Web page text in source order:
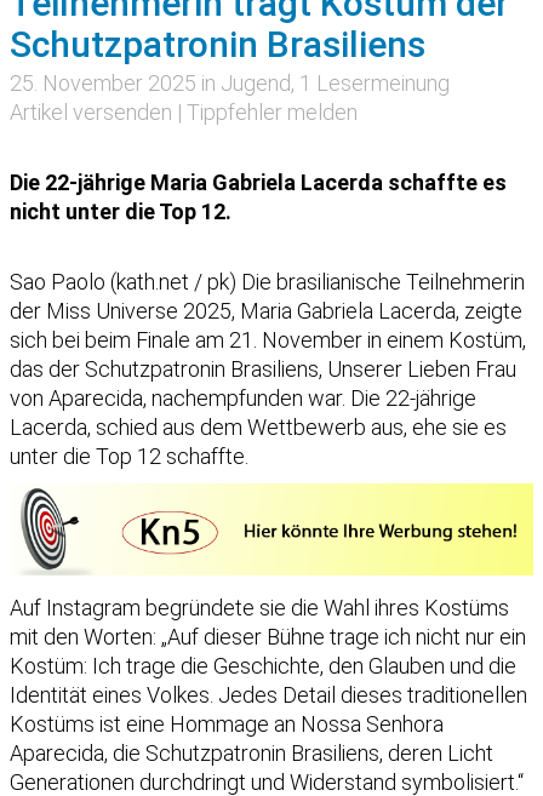
Schutzpatronin Brasiliens
25. November 2025 in Jugend, 1 Lesermeinung
Artikel versenden | Tippfehler melden
Die 22-jährige Maria Gabriela Lacerda schaffte es
nicht unter die Top 12.
Sao Paolo (kath.net / pk) Die brasilianische Teilnehmerin
der Miss Universe 2025, Maria Gabriela Lacerda, zeigte
sich bei beim Finale am 21. November in einem Kostüm,
das der Schutzpatronin Brasiliens, Unserer Lieben Frau
von Aparecida, nachempfunden war. Die 22-jährige
Lacerda, schied aus dem Wettbewerb aus, ehe sie es
unter die Top 12 schaffte.
Auf Instagram begründete sie die Wahl ihres Kostüms
mit den Worten: „Auf dieser Bühne trage ich nicht nur ein
Kostüm: Ich trage die Geschichte, den Glauben und die
Identität eines Volkes. Jedes Detail dieses traditionellen
Kostüms ist eine Hommage an Nossa Senhora
Aparecida, die Schutzpatronin Brasiliens, deren Licht
Generationen durchdringt und Widerstand symbolisiert.“